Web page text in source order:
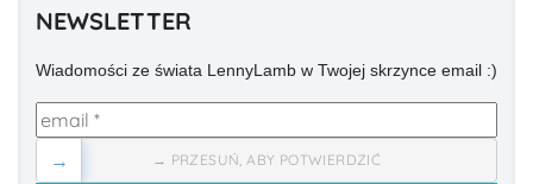
NEWSLETTER
Wiadomości ze świata LennyLamb w Twojej skrzynce email :)
→ PRZESUŃ, ABY POTWIERDZIĆ
→